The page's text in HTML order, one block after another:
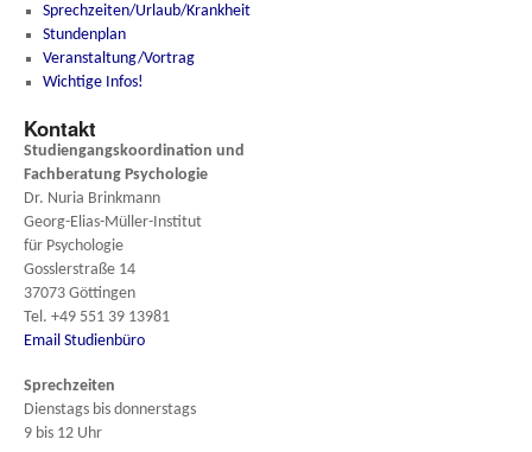
Sprechzeiten/Urlaub/Krankheit
Stundenplan
Veranstaltung/Vortrag
Wichtige Infos!
Kontakt
Studiengangskoordination und
Fachberatung Psychologie
Dr. Nuria Brinkmann
Georg-Elias-Müller-Institut
für Psychologie
Gosslerstraße 14
37073 Göttingen
Tel. +49 551 39 13981
Email Studienbüro
Sprechzeiten
Dienstags bis donnerstags
9 bis 12 Uhr